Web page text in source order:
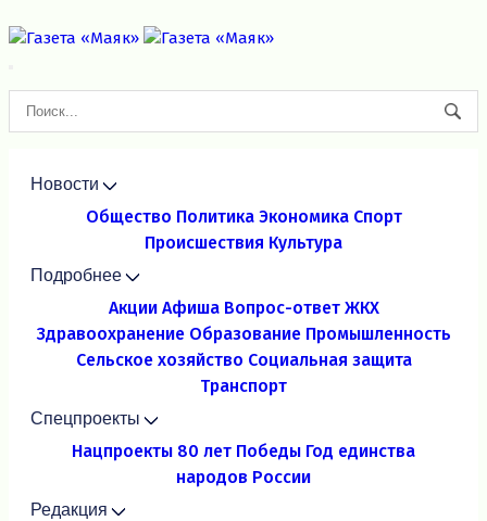
Новости
Общество Политика Экономика Спорт
Происшествия Культура
Подробнее
Акции Афиша Вопрос-ответ ЖКХ
Здравоохранение Образование Промышленность
Сельское хозяйство Социальная защита
Транспорт
Спецпроекты
Нацпроекты 80 лет Победы Год единства
народов России
Редакция